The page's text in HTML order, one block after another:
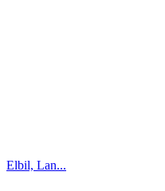
Elbil, Lan...